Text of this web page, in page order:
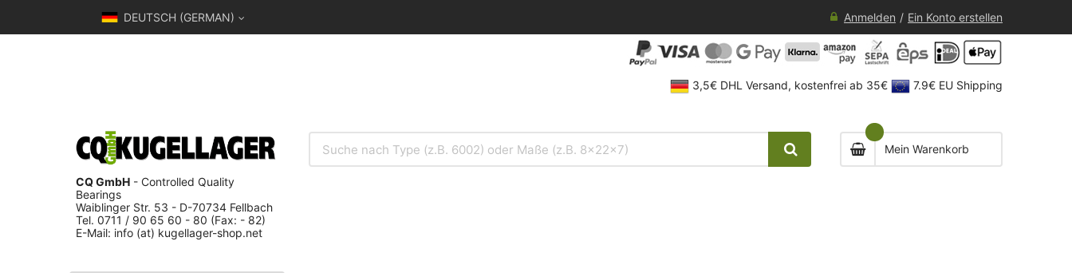
DEUTSCH (GERMAN) Anmelden Ein Konto erstellen
3,5€ DHL Versand, kostenfrei ab 35€ 7.9€ EU Shipping
CQ GmbH - Controlled Quality
Bearings
Waiblinger Str. 53 - D-70734 Fellbach
Tel. 0711 / 90 65 60 - 80 (Fax: - 82)
E-Mail: info (at) kugellager-shop.net
Mein Warenkorb